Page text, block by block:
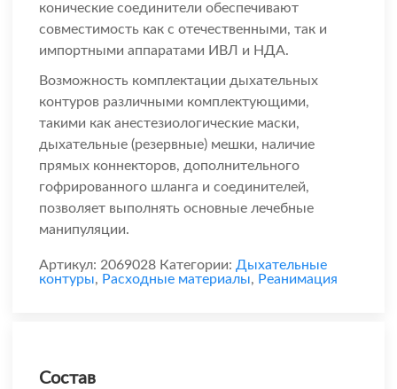
конические соединители обеспечивают
совместимость как с отечественными, так и
импортными аппаратами ИВЛ и НДА.
Возможность комплектации дыхательных
контуров различными комплектующими,
такими как анестезиологические маски,
дыхательные (резервные) мешки, наличие
прямых коннекторов, дополнительного
гофрированного шланга и соединителей,
позволяет выполнять основные лечебные
манипуляции.
Артикул: 2069028 Категории: Дыхательные
контуры, Расходные материалы, Реанимация
Состав